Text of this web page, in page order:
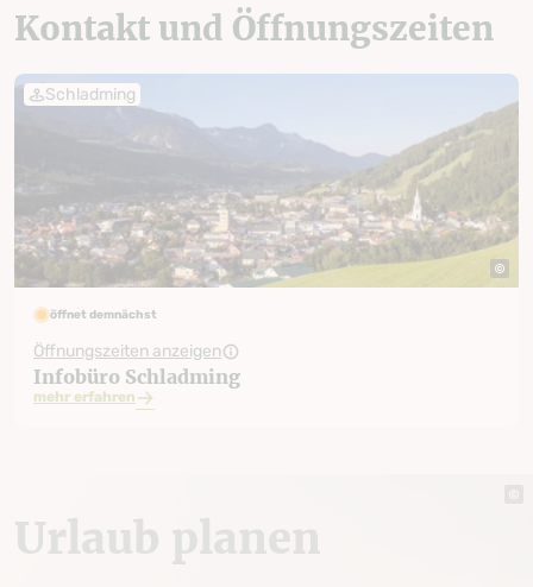
Kontakt und Öffnungszeiten
Schladming
öffnet demnächst
Öffnungszeiten anzeigen
Infobüro Schladming
mehr erfahren
Urlaub planen